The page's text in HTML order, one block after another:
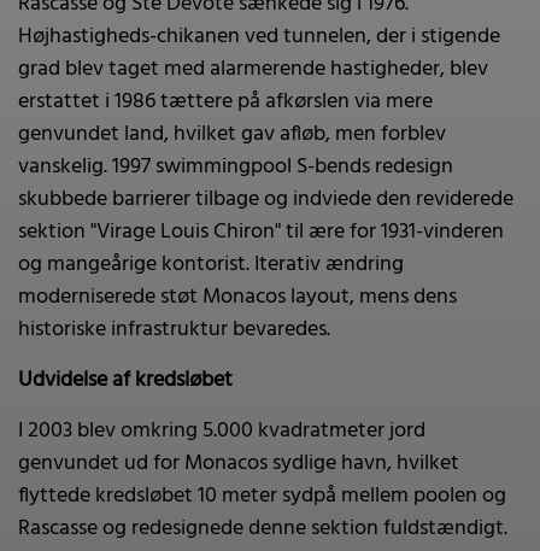
Højhastigheds-chikanen ved tunnelen, der i stigende
grad blev taget med alarmerende hastigheder, blev
erstattet i 1986 tættere på afkørslen via mere
genvundet land, hvilket gav afløb, men forblev
vanskelig. 1997 swimmingpool S-bends redesign
skubbede barrierer tilbage og indviede den reviderede
sektion "Virage Louis Chiron" til ære for 1931-vinderen
og mangeårige kontorist. Iterativ ændring
moderniserede støt Monacos layout, mens dens
historiske infrastruktur bevaredes.
Udvidelse af kredsløbet
I 2003 blev omkring 5.000 kvadratmeter jord
genvundet ud for Monacos sydlige havn, hvilket
flyttede kredsløbet 10 meter sydpå mellem poolen og
Rascasse og redesignede denne sektion fuldstændigt.